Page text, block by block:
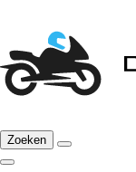
Zoeken